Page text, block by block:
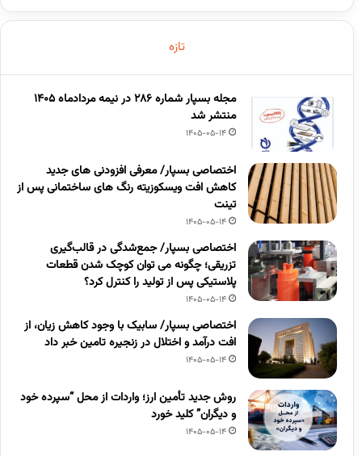
تازه
مجله بسپار شماره 286 در نیمه مردادماه 1405
منتشر شد
1405-05-14
اختصاصی بسپار/ معرفی افزودنی های جدید
کاهش افت ویسکوزیته رنگ های ساختمانی پس از
تینت
1405-05-14
اختصاصی بسپار/ جمع‌شدگی در قالب‌گیری
تزریقی؛ چگونه می توان کوچک شدن قطعات
پلاستیکی پس از تولید را کنترل کرد؟
1405-05-14
اختصاصی بسپار/ سابیک با وجود کاهش زیان، از
افت درآمد و اختلال در زنجیره تامین خبر داد
1405-05-14
روش جدید تأمین ارز؛ واردات از محل “سپرده خود
و دیگران” کلید خورد
1405-05-14